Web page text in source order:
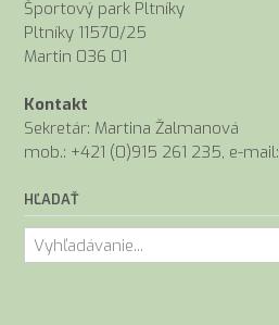
Športový park Pltníky
Pltníky 11570/25
Martin 036 01
Kontakt
Sekretár: Martina Žalmanová
mob.: +421 (0)915 261 235, e-
HĽADAŤ